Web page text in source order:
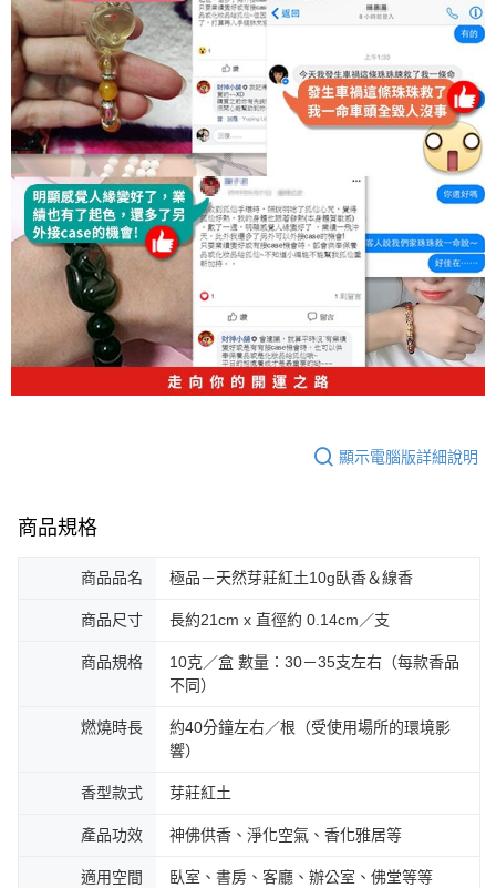
顯示電腦版詳細說明
商品規格
商品品名 極品－天然芽莊紅土10g臥香＆線香
商品尺寸 長約21cm x 直徑約 0.14cm／支
商品規格
10克／盒 數量：30－35支左右（每款香品
不同）
燃燒時長
約40分鐘左右／根（受使用場所的環境影
響）
香型款式 芽莊紅土
產品功效 神佛供香、淨化空氣、香化雅居等
適用空間 臥室、書房、客廳、辦公室、佛堂等等